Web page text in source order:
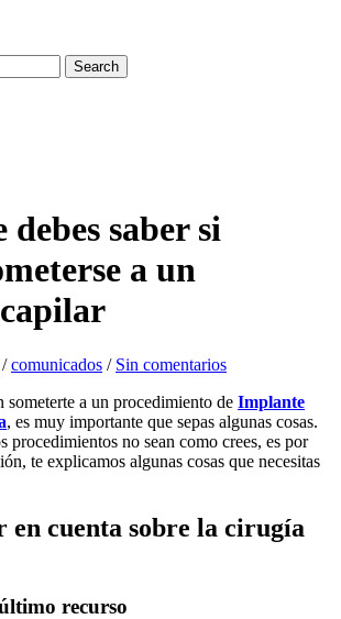
debes saber si
a un
/comunicados / Sin comentarios
someterte a un procedimiento de Implante
, es muy importante que sepas algunas cosas.
procedimientos no sean como crees, es por
te explicamos algunas cosas que necesitas
en cuenta sobre la cirugía
recurso